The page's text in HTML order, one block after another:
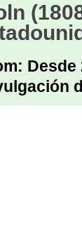
suma de la